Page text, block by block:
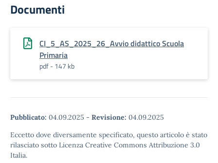
Documenti
CI_5_AS_2025_26_Avvio didattico Scuola
Primaria
pdf - 147 kb
Pubblicato: 04.09.2025 - Revisione: 04.09.2025
Eccetto dove diversamente specificato, questo articolo è stato
rilasciato sotto Licenza Creative Commons Attribuzione 3.0
Italia.